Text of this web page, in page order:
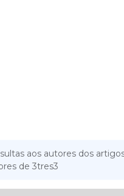
aos autores dos
de 3tres3